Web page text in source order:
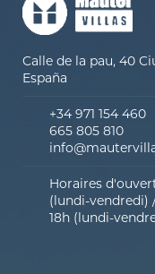
Calle de la pau, 40
España
+34 971 154 460
665 805 810
Horaires
(lundi-vendredi)
18h (lundi-